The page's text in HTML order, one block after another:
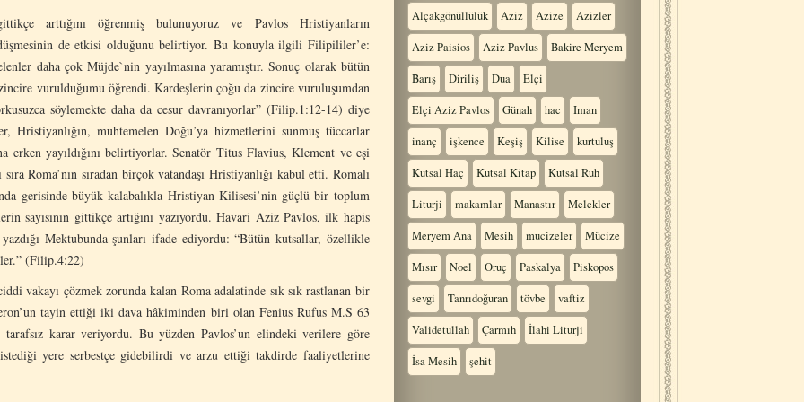
arttığını öğrenmiş bulunuyoruz ve Pavlos Hristiyanların
düşmesinin de etkisi olduğunu belirtiyor. Bu konuyla ilgili Filipililer’e:
daha çok Müjde`nin yayılmasına yaramıştır. Sonuç olarak bütün
vurulduğumu öğrendi. Kardeşlerin çoğu da zincire vuruluşumdan
söylemekte daha da cesur davranıyorlar” (Filip.1:12-14) diye
Hristiyanlığın, muhtemelen Doğu’ya hizmetlerini sunmuş tüccarlar
erken yayıldığını belirtiyorlar. Senatör Titus Flavius, Klement ve eşi
Roma’nın sıradan birçok vatandaşı Hristiyanlığı kabul etti. Romalı
gerisinde büyük kalabalıkla Hristiyan Kilisesi’nin güçlü bir toplum
sayısının gittikçe artığını yazıyordu. Havari Aziz Pavlos, ilk hapis
Mektubunda şunları ifade ediyordu: “Bütün kutsallar, özellikle
(Filip.4:22)
vakayı çözmek zorunda kalan Roma adalatinde sık sık rastlanan bir
tayin ettiği iki dava hâkiminden biri olan Fenius Rufus M.S 63
tarafsız karar veriyordu. Bu yüzden Pavlos’un elindeki verilere göre
yere serbestçe gidebilirdi ve arzu ettiği takdirde faaliyetlerine
Alçakgönüllülük Aziz Azize Azizler
Aziz Paisios Aziz Pavlus Bakire Meryem
Barış Diriliş Dua Elçi
Elçi Aziz Pavlos Günah hac Iman
inanç işkence Keşiş Kilise kurtuluş
Kutsal Haç Kutsal Kitap Kutsal Ruh
Liturji makamlar Manastır Melekler
Meryem Ana Mesih mucizeler Mücize
Mısır Noel Oruç Paskalya Piskopos
sevgi Tanrıdoğuran tövbe vaftiz
Validetullah Çarmıh İlahi Liturji
İsa Mesih şehit